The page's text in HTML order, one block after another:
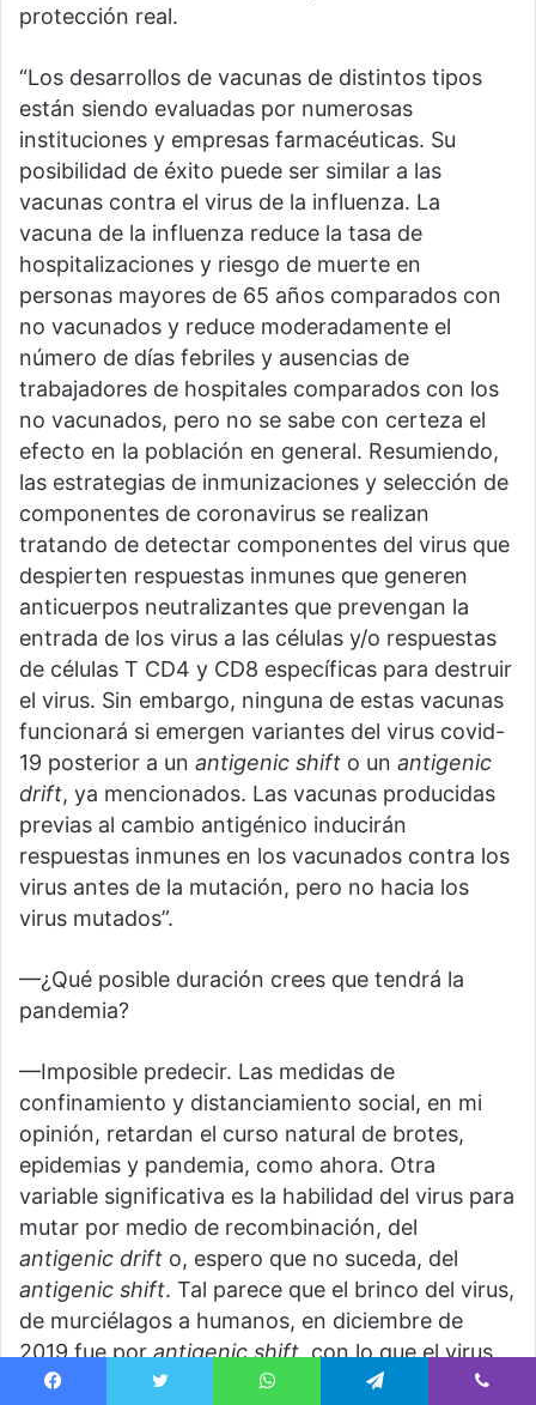
protección real.
“Los desarrollos de vacunas de distintos tipos
están siendo evaluadas por numerosas
instituciones y empresas farmacéuticas. Su
posibilidad de éxito puede ser similar a las
vacunas contra el virus de la influenza. La
vacuna de la influenza reduce la tasa de
hospitalizaciones y riesgo de muerte en
personas mayores de 65 años comparados con
no vacunados y reduce moderadamente el
número de días febriles y ausencias de
trabajadores de hospitales comparados con los
no vacunados, pero no se sabe con certeza el
efecto en la población en general. Resumiendo,
las estrategias de inmunizaciones y selección de
componentes de coronavirus se realizan
tratando de detectar componentes del virus que
despierten respuestas inmunes que generen
anticuerpos neutralizantes que prevengan la
entrada de los virus a las células y/o respuestas
de células T CD4 y CD8 específicas para destruir
el virus. Sin embargo, ninguna de estas vacunas
funcionará si emergen variantes del virus covid-
19 posterior a un antigenic shift o un antigenic
drift, ya mencionados. Las vacunas producidas
previas al cambio antigénico inducirán
respuestas inmunes en los vacunados contra los
virus antes de la mutación, pero no hacia los
virus mutados”.
—¿Qué posible duración crees que tendrá la
pandemia?
—Imposible predecir. Las medidas de
confinamiento y distanciamiento social, en mi
opinión, retardan el curso natural de brotes,
epidemias y pandemia, como ahora. Otra
variable significativa es la habilidad del virus para
mutar por medio de recombinación, del
antigenic drift o, espero que no suceda, del
antigenic shift. Tal parece que el brinco del virus,
de murciélagos a humanos, en diciembre de
2019 fue porantigenic shift, con lo que el virus
adquirió la capacidad de infectar células